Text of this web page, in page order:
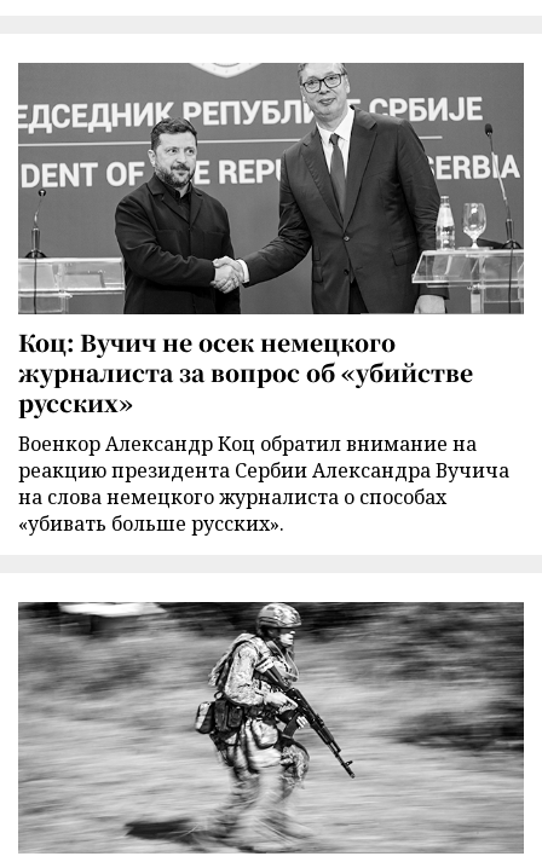
Коц: Вучич не осек немецкого
журналиста за вопрос об «убийстве
русских»
Военкор Александр Коц обратил внимание на
реакцию президента Сербии Александра Вучича
на слова немецкого журналиста о способах
«убивать больше русских».